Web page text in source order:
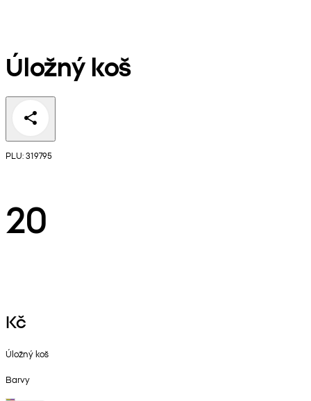
Úložný koš
PLU: 319795
20
Kč
Úložný koš
Barvy